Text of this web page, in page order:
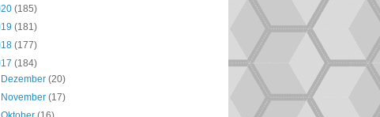
(185)
(181)
(177)
(184)
Dezember(20)
November(17)